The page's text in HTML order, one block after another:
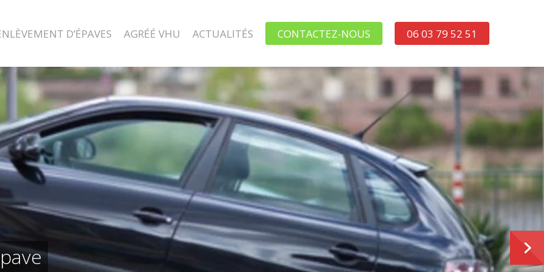
D’ÉPAVES AGRÉÉ VHU ACTUALITÉS CONTACTEZ-NOUS 06 03 79 52 51